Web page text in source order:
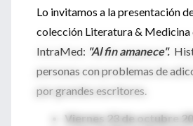
Lo invitamos a la presentación
colección Literatura & Medicina
IntraMed: "Al fin amanece".
personas con problemas de
por grandes escritores.
Viernes 23 de octubre